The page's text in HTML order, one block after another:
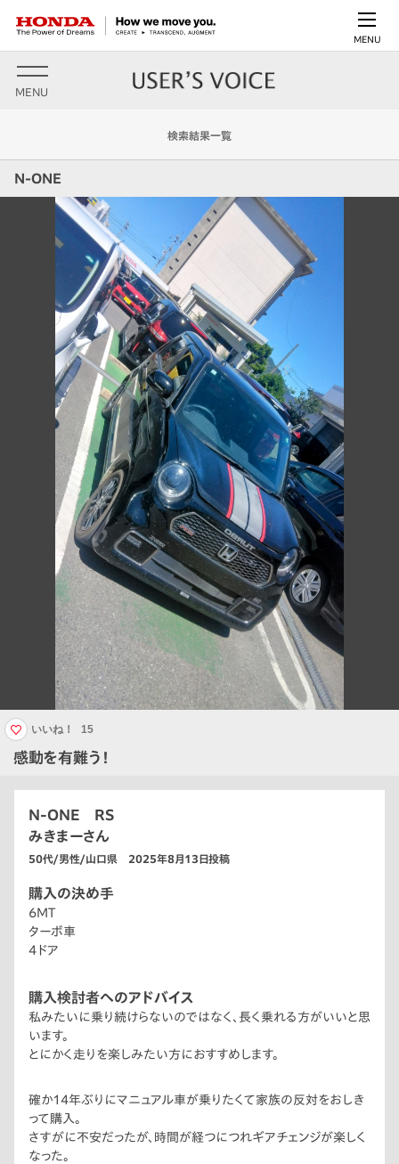
MENU
MENU
検索結果一覧
N-ONE
感動を有難う！
いいね！ 15
N-ONE RS
みきまーさん
50代/男性/山口県 2025年8月13日投稿
購入の決め手
6MT
ターボ車
4ドア
購入検討者へのアドバイス
私みたいに乗り続けらないのではなく、長く乗れる方がいいと思
います。
とにかく走りを楽しみたい方におすすめします。
確か14年ぶりにマニュアル車が乗りたくて家族の反対をおしき
って購入。
さすがに不安だったが、時間が経つにつれギアチェンジが楽しく
なった。